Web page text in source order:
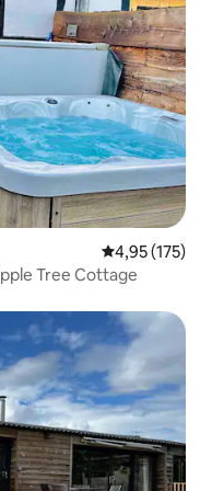
Évaluation
4,95 (175)
Tree Cottage
appréciés